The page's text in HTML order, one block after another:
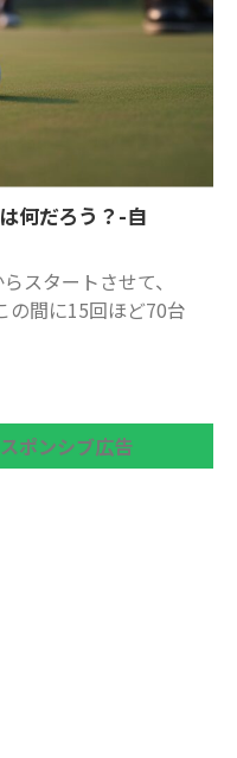
何だろう？-自
スタートさせて、
の間に15回ほど70台
ポンシブ広告